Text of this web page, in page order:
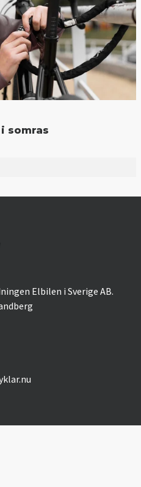
somras
Elbilen i Sverige AB.